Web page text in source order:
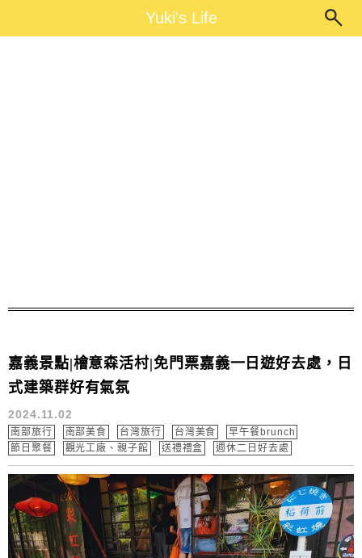
Yuki's LifeYuki's Life
嘉義景點|檜意森活村|免門票嘉義一日遊好去處，日
式建築群好有氣氛
2024.11.02
南部旅行 南部美食 台灣旅行 台灣美食
早午餐brunch
節日聚餐
觀光工廠、親子館 送禮禮盒 週休二日好去處